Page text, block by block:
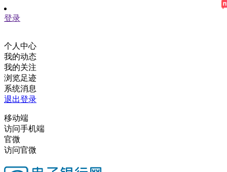
登录
个人中心
我的动态
我的关注
浏览足迹
系统消息
退出登录
移动端
访问手机端
官微
访问官微